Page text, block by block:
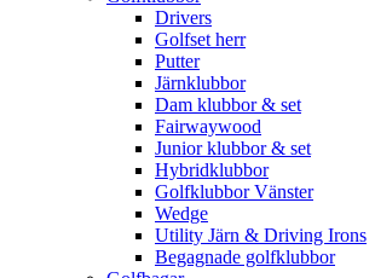
Drivers
Golfset herr
Putter
Järnklubbor
Dam klubbor & set
Fairwaywood
Junior klubbor & set
Hybridklubbor
Golfklubbor Vänster
Wedge
Utility Järn & Driving Irons
Begagnade golfklubbor